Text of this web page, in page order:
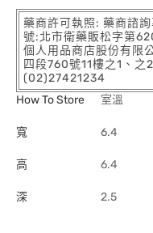
藥商許可執照: 藥商諮
號:北市衛藥販松字第
個人用品商店股份有限
四段760號11樓之1、
(02)27421234
How To Store
室溫
寬 6.4
高 6.4
深 2.5